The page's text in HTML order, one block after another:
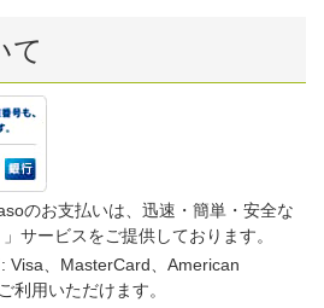
て
のお支払いは、迅速・簡単・安全な
サービスをご提供しております。
Visa、MasterCard、American
利用いただけます。